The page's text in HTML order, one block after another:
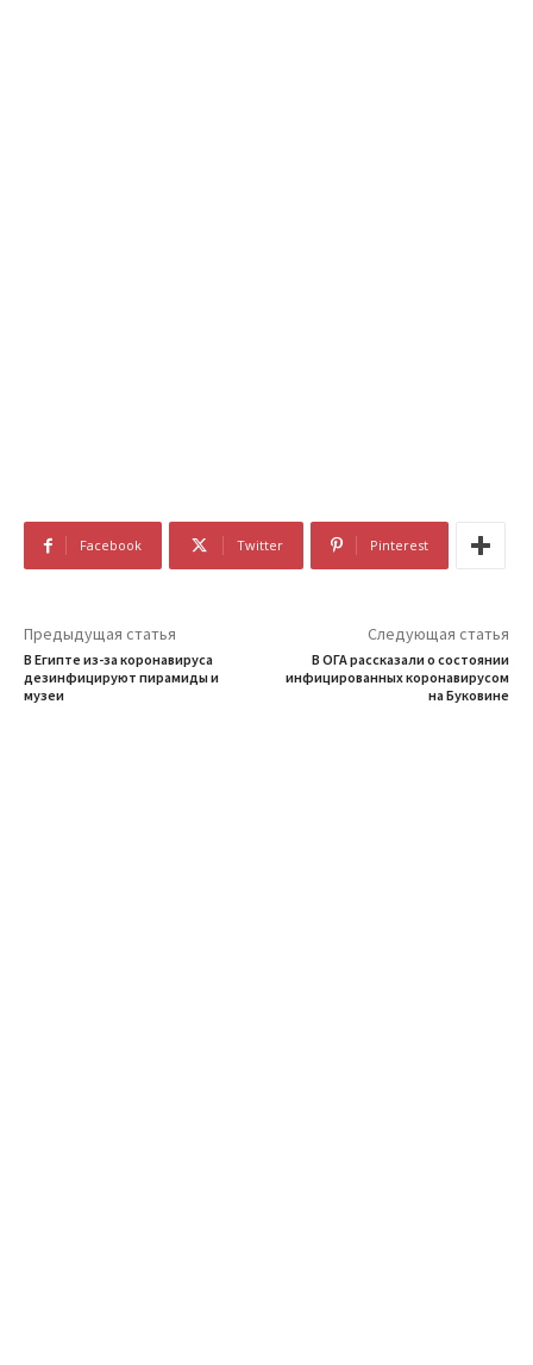
Facebook Twitter Pinterest
Предыдущая статья
В Египте из-за коронавируса
дезинфицируют пирамиды и
музеи
Следующая статья
В ОГА рассказали о состоянии
инфицированных коронавирусом
на Буковине